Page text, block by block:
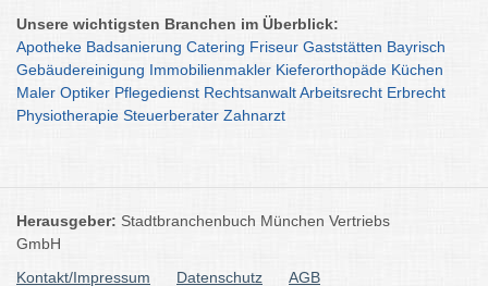
Unsere wichtigsten Branchen im Überblick:
Apotheke Badsanierung Catering Friseur Gaststätten Bayrisch
Gebäudereinigung Immobilienmakler Kieferorthopäde Küchen
Maler Optiker Pflegedienst RechtsanwaltArbeitsrecht Erbrecht
Physiotherapie Steuerberater Zahnarzt
Herausgeber: Stadtbranchenbuch München Vertriebs
GmbH
Kontakt/Impressum
Datenschutz AGB